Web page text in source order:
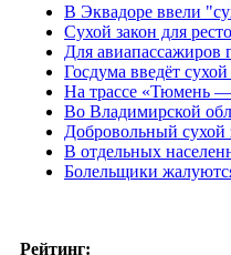
В Эквадоре ввели
Сухой закон для
Для авиапассажиров
Госдума введёт
На трассе «Тюмень
Во Владимирской
Добровольный сухой
В отдельных
Болельщики
Рейтинг: